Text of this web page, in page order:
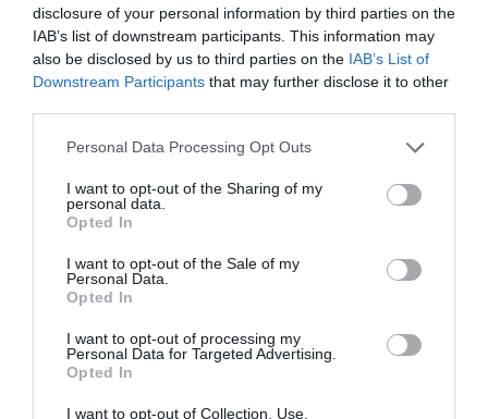
disclosure of your personal information by third parties on the
IAB’s list of downstream participants. This information may
also be disclosed by us to third parties on the IAB’s List of
Downstream Participants that may further disclose it to other
Please note that this website/app uses one or more Google
not limited to your visit or usage behaviour. You may click to
grant or deny consent to Google and its third-party tags to
use your data for below specified purposes in below Google
consent section.
Personal Data Processing Opt Outs
I want to opt-out of the Sharing of my
personal data.
Opted In
I want to opt-out of the Sale of my
Personal Data.
Opted In
I want to opt-out of processing my
Personal Data for Targeted Advertising.
Opted In
I want to opt-out of Collection, Use,
Μεγάλο συναυλία σήμερα στην
Εύβοια με γνωστό καλλιτέχνη του
βιολιού!
Χωρίς ρεύμα σήμερα Κυριακή 9,
Εύβοια
09.08.2026 | 09:40
Σε αυτή την Ενορία του Οσίου
Ιωάννη του Ρώσσου λειτούργησε
χθες ο Μητροπολίτης Χαλκίδος
09.08.2026 | 09:20
Νότια Εύβοια: Μεγάλο Beach Party
ΠΕΡΙΣΣΟΤΕΡΑ ΑΠΟ ΑΘΛΗΤΙΚΑ
Ο Λευτέρης Στεργίου
επιστρέφει στην
Ιστιαία!
γκολ του Μαραντόνα